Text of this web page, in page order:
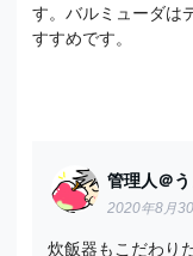
す。バルミューダは
すすめです。
管理人＠
2020年8月
炊飯器もこだわり